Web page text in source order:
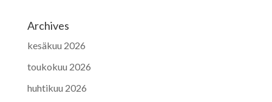
Archives
kesäkuu 2026
toukokuu 2026
huhtikuu 2026